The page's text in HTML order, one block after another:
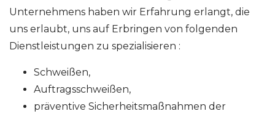
Unternehmens haben wir Erfahrung erlangt, die
uns erlaubt, uns auf Erbringen von folgenden
Dienstleistungen zu spezialisieren :
Schweißen,
Auftragsschweißen,
präventive Sicherheitsmaßnahmen der